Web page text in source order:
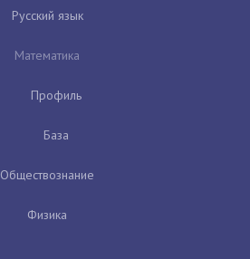
Русский язык
Математика
Профиль
База
Обществознание
Физика